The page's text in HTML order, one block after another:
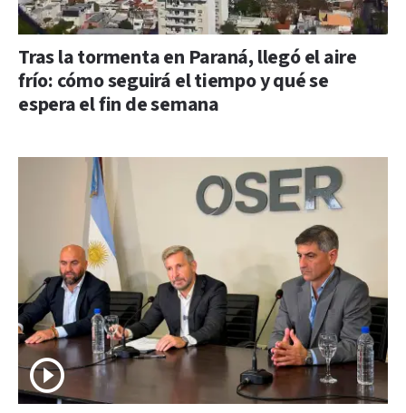
Tras la tormenta en Paraná, llegó el aire
frío: cómo seguirá el tiempo y qué se
espera el fin de semana